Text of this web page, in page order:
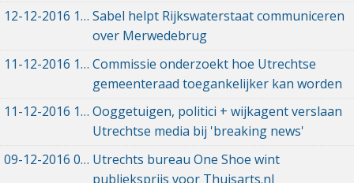
12-12-2016 12-12-2016 13:01
Sabel helpt Rijkswaterstaat communiceren
over Merwedebrug
11-12-2016 11-12-2016 22:31
Commissie onderzoekt hoe Utrechtse
gemeenteraad toegankelijker kan worden
11-12-2016 11-12-2016 15:52
Ooggetuigen, politici + wijkagent verslaan
Utrechtse media bij 'breaking news'
09-12-2016 09-12-2016 11:23
Utrechts bureau One Shoe wint
publieksprijs voor Thuisarts.nl